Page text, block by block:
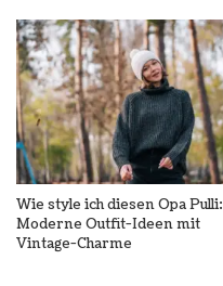
Wie style ich diesen Opa Pulli:
Moderne Outfit-Ideen mit
Vintage-Charme